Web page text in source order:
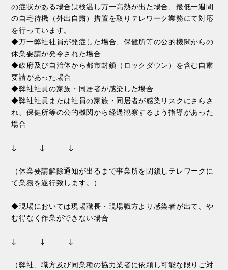
の症状がある場合は検温し万一高熱が出た場合、最低一週間
の自宅待機（外出自粛）措置を取りテレワーク業務にて対応
を行っています。
◆万一弊社社員が発症した場合、保健所等の公的機関からの
休業要請が発令された場合
◆政府及び自治体から都市封鎖（ロックダウン）を含む自粛
要請があった場合
◆弊社社員の家族・同居者が感染した場合
◆弊社社員または社員の家族・同居者が感染リスクにさらさ
れ、保健所等の公的機関から経過観察するよう指導があった
場合
↓ ↓ ↓
（休業要請解除通知が出るまで事業所を閉鎖しテレワークに
て業務を遂行致します。）
◆現場においては現場職長・現場職方より感染者が出て、や
む得なく作業ができない場合
↓ ↓ ↓
（弊社、職方及び同業種の協力業者に依頼し可能な限りご対